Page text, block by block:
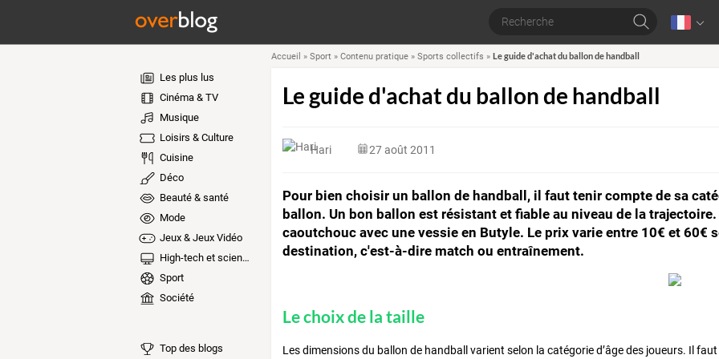
Les plus lus
Cinéma & TV
Musique
Loisirs & Culture
Cuisine
Déco
Beauté & santé
Mode
Jeux & Jeux Vidéo
High-tech et sciences
Sport
Société
Top des blogs
Accueil » Sport» Contenu pratique» Sports collectifs » Le guide d'achat du ballon de handball
Le guide d'achat du ballon de handball
Hari 27 août 2011
Pour bien choisir un ballon de handball, il faut tenir compte de sa
ballon. Un bon ballon est résistant et fiable au niveau de la
caoutchouc avec une vessie en Butyle. Le prix varie entre 10€ et 60€
destination, c'est-à-dire match ou entraînement.
Le choix de la taille
Les dimensions du ballon de handball varient selon la catégorie d’âge des joueurs. Il